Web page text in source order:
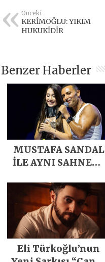
Önceki
KERİMOĞLU: YIKIM
HUKUKİDİR
Benzer Haberler
MUSTAFA SANDAL
İLE AYNI SAHNEDE
Eli Türkoğlu’nun